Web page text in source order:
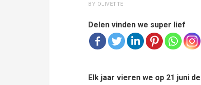
BY OLIVETTE
Delen vinden we super lief
Elk jaar vieren we op 21 juni